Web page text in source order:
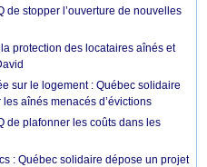
de stopper l’ouverture de nouvelles
protection des locataires aînés et
sur le logement : Québec solidaire
aînés menacés d’évictions
de plafonner les coûts dans les
: Québec solidaire dépose un projet